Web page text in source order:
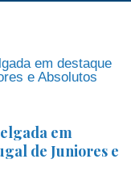
em destaque
e Absolutos
em
de Juniores e